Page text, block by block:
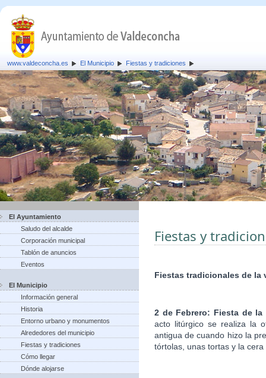
www.valdeconcha.es El Municipio Fiestas y tradiciones
El Ayuntamiento
Saludo del alcalde
Corporación municipal
Tablón de anuncios
Eventos
El Municipio
Información general
Historia
Entorno urbano y monumentos
Alrededores del municipio
Fiestas y tradiciones
Cómo llegar
Dónde alojarse
Fiestas y
Fiestas tradicionales de la
2 de Febrero: Fiesta de la
acto litúrgico se realiza la
antigua de cuando hizo la
tórtolas, unas tortas y la cera